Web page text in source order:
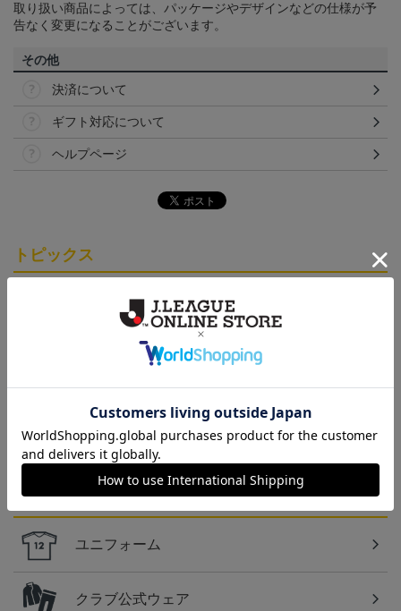
取り扱い商品によっては、パッケージやデザインなどの仕様が予
告なく変更になることがございます。
その他
決済について
ギフト対応について
ヘルプページ
トピックス
チームマスコットグッズは、サポーターやファン必
見！今すぐチェックしてみてください！
仙台
ベガルタ仙台のスクール生向けのグッズを取り扱い
カテゴリから探す
ユニフォーム
クラブ公式ウェア